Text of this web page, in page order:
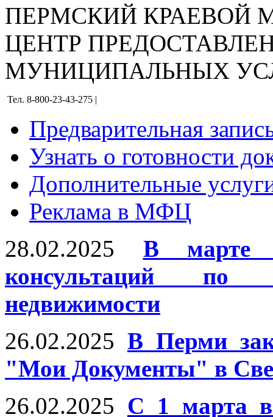
ПЕРМСКИЙ КРАЕВОЙ
ЦЕНТР
МУНИЦИПАЛЬНЫХ
Тел. 8-800-23-43-275 |
Предварительная
Узнать о готовности
Дополнительные
Реклама в МФЦ
28.02.2025
В марте
консультаций по
недвижимости
26.02.2025 В Перми
"Мои Документы" в
26.02.2025 С 1 марта